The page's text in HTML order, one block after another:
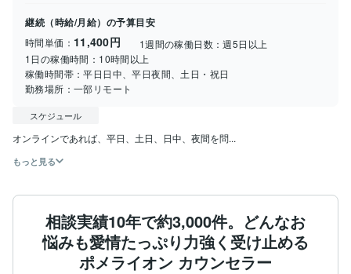
継続（時給/月給）の予算目安
時間単価： 11,400円 1週間の稼働日数：週5日以上
1日の稼働時間： 10時間以上
稼働時間帯：平日日中、平日夜間、土日・祝日
勤務場所： 一部リモート
スケジュール
オンラインであれば、平日、土日、日中、夜間を問...
もっと見る
相談実績10年で約3,000件。どんなお
悩みも愛情たっぷり力強く受け止める
ポメライオン カウンセラー